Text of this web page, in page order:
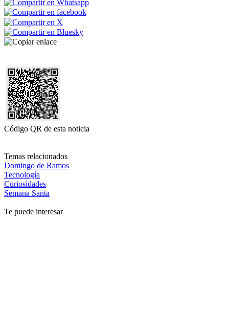
Código QR de esta noticia
Temas relacionados
Domingo de Ramos
Tecnología
Curiosidades
Semana Santa
Te puede interesar